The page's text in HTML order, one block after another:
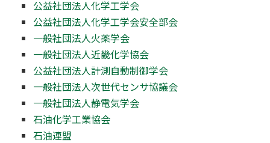
公益社団法人化学工学会
公益社団法人化学工学会安全部会
一般社団法人火薬学会
一般社団法人近畿化学協会
公益社団法人計測自動制御学会
一般社団法人次世代センサ協議会
一般社団法人静電気学会
石油化学工業協会
石油連盟